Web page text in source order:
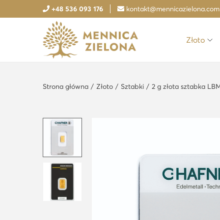
+48 536 093 176 kontakt@mennicazielona.com
S
p
v
S
p
n
Złoto
Strona główna / Złoto / Sztabki / 2 g złota sztabka